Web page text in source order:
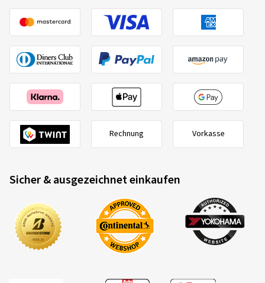
Rechnung Vorkasse
Sicher & ausgezeichnet einkaufen